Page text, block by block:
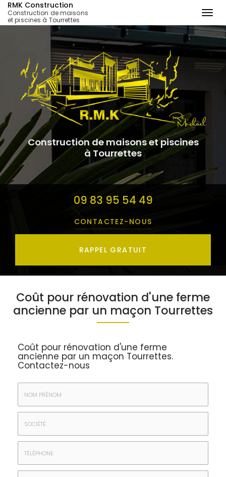
contenu
principal
RMK Construction
Construction de maisons
et piscines à Tourrettes
Construction de maisons et piscines
à Tourrettes
09 83 95 54 49
CONTACTEZ- NOUS
RAPPEL GRATUIT
Coût pour rénovation d'une ferme
ancienne par un maçon Tourrettes
Coût pour rénovation d'une ferme
ancienne par un maçon Tourrettes.
Contactez-nous
Nom
Prénom
Société
Téléphone